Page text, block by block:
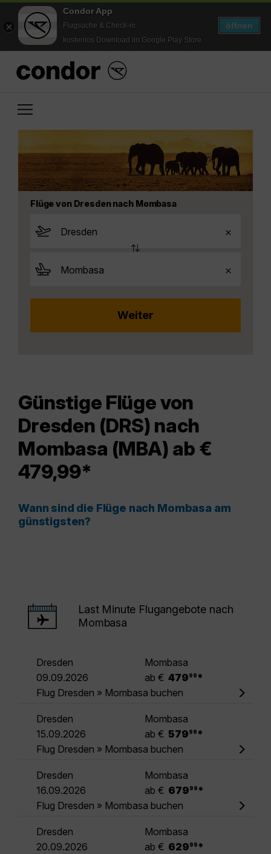
Condor App
Flugsuche & Check-in
kostenlos Download im Google Play Store
öffnen
Flüge von Dresden nach Mombasa
Günstige Flüge von
Dresden (DRS) nach
Mombasa (MBA) ab €
479,99*
Wann sind die Flüge nach Mombasa am
günstigsten?
Last Minute Flugangebote nach
Mombasa
Dresden
Mombasa
09.09.2026
ab € 479 99 *
Flug Dresden » Mombasa buchen
Dresden
Mombasa
15.09.2026
ab € 579 99 *
Flug Dresden » Mombasa buchen
Dresden
Mombasa
16.09.2026
ab € 679 99 *
Flug Dresden » Mombasa buchen
Dresden
Mombasa
20.09.2026
ab € 629 99 *